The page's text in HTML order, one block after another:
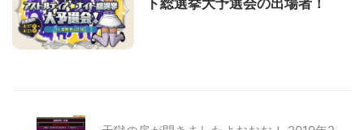
ト総選挙大予選会の出場者！